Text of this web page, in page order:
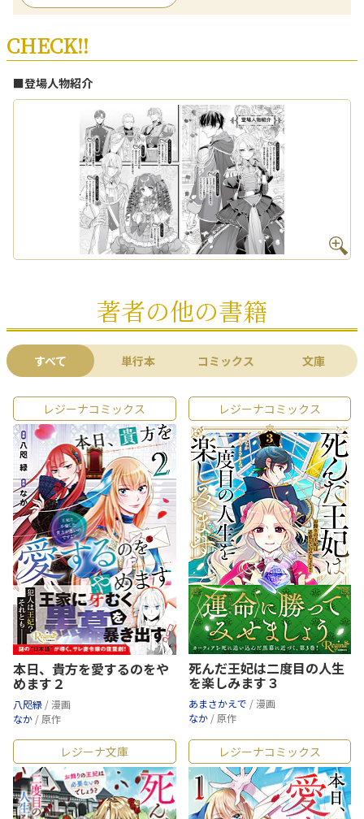
CHECK!!
■登場人物紹介
著者の他の書籍
すべて 単行本 コミックス 文庫
レジーナコミックス
本日、貴方を愛するのをや
めます２
八咫緑 / 漫画
なか / 原作
レジーナコミックス
死んだ王妃は二度目の人生
を楽しみます３
あまさかえで / 漫画
なか / 原作
レジーナ文庫 レジーナコミックス